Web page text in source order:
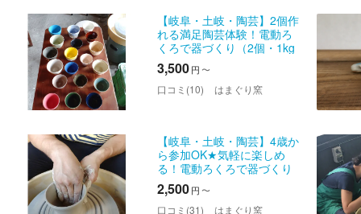
【岐阜・土岐・陶芸】2個作
れる満足陶芸体験！電動ろ
くろで器づくり（2個・1kg
）
3,500円 〜
口コミ(10) はまぐり窯
【岐阜・土岐・陶芸】4歳か
ら参加OK★気軽に楽しめ
る！電動ろくろで器づくり
体験（1個・500g）
2,500円 〜
口コミ(31) はまぐり窯